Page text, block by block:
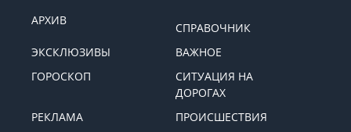
АРХИВ
СПРАВОЧНИК
ЭКСКЛЮЗИВЫ
ВАЖНОЕ
ГОРОСКОП
СИТУАЦИЯ НА
ДОРОГАХ
РЕКЛАМА
ПРОИСШЕСТВИЯ